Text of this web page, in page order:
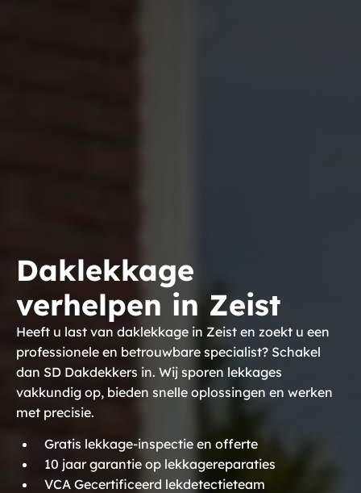
Daklekkage
verhelpen in Zeist
Heeft u last van daklekkage in Zeist en zoekt u een
professionele en betrouwbare specialist? Schakel
dan SD Dakdekkers in. Wij sporen lekkages
vakkundig op, bieden snelle oplossingen en werken
met precisie.
Gratis lekkage-inspectie en offerte
10 jaar garantie op lekkagereparaties
VCA Gecertificeerd lekdetectieteam